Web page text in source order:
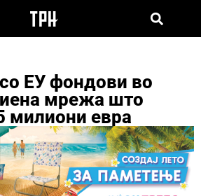
ЕУ фондови во
мрежа што
милиони евра